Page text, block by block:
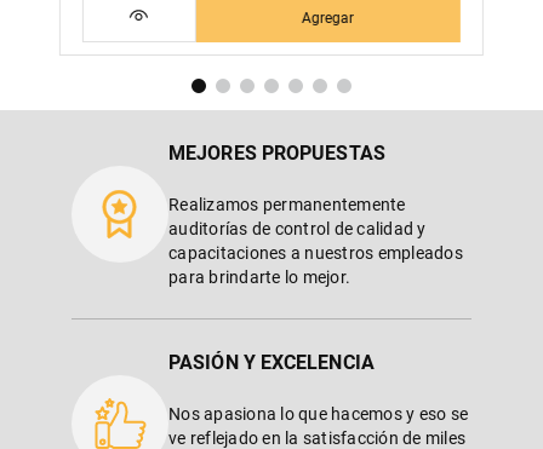
Agregar
MEJORES PROPUESTAS
Realizamos permanentemente
auditorías de control de calidad y
capacitaciones a nuestros empleados
para brindarte lo mejor.
PASIÓN Y EXCELENCIA
Nos apasiona lo que hacemos y eso se
ve reflejado en la satisfacción de miles